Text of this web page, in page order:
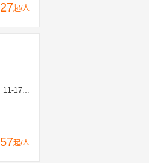
起/人
、12-29
起/人